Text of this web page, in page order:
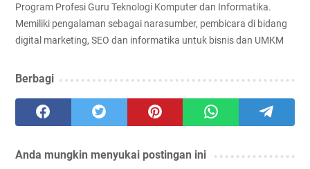
Program Profesi Guru Teknologi Komputer dan Informatika.
Memiliki pengalaman sebagai narasumber, pembicara di bidang
digital marketing, SEO dan informatika untuk bisnis dan UMKM
Berbagi
Anda mungkin menyukai postingan ini